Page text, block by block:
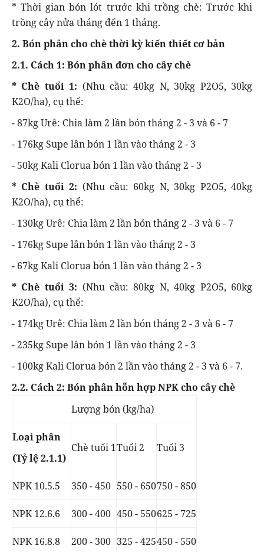
* Thời gian bón lót trước khi trồng chè: Trước khi
trồng cây nửa tháng đến 1 tháng.
2. Bón phân cho chè thời kỳ kiến thiết cơ bản
2.1. Cách 1: Bón phân đơn cho cây chè
* Chè tuổi 1: (Nhu cầu: 40kg N, 30kg P2O5, 30kg
K2O/ha), cụ thể:
- 87kg Urê: Chia làm 2 lần bón tháng 2 - 3 và 6 - 7
- 176kg Supe lân bón 1 lần vào tháng 2 - 3
- 50kg Kali Clorua bón 1 lần vào tháng 2 - 3
* Chè tuổi 2: (Nhu cầu: 60kg N, 30kg P2O5, 40kg
K2O/ha), cụ thể:
- 130kg Urê: Chia làm 2 lần bón tháng 2 - 3 và 6 - 7
- 176kg Supe lân bón 1 lần vào tháng 2 - 3
- 67kg Kali Clorua bón 1 lần vào tháng 2 - 3
* Chè tuổi 3: (Nhu cầu: 80kg N, 40kg P2O5, 60kg
K2O/ha), cụ thể:
- 174kg Urê: Chia làm 2 lần bón tháng 2 - 3 và 6 - 7
- 235kg Supe lân bón 1 lần vào tháng 2 - 3
- 100kg Kali Clorua bón 2 lần vào tháng 2 - 3 và 6 - 7.
2.2. Cách 2: Bón phân hỗn hợp NPK cho cây chè
Lượng bón (kg/ha)
Loại phân
(Tỷ lệ 2.1.1)
Chè tuổi 1Tuổi 2 Tuổi 3
NPK 10.5.5 350 - 450 550 - 650750 - 850
NPK 12.6.6 300 - 400 450 - 550625 - 725
NPK 16.8.8 200 - 300 325 - 425450 - 550